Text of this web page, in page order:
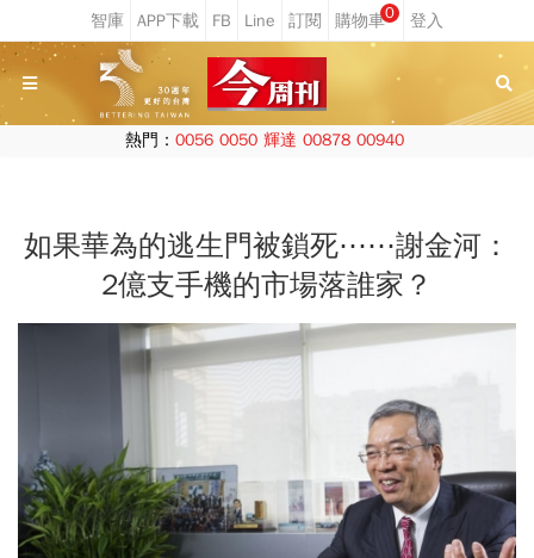
0
熱門： 0056 0050 輝達 00878 00940
如果華為的逃生門被鎖死⋯⋯謝金河：
2億支手機的市場落誰家？